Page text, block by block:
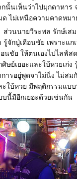
กนั้นเห็นว่าไปมุกดาหาร
ด ไม่เหนือความคาดหมา
ส่วนนายวีระพล รักษ์เส
รู้จักปู่เดือนชัย เพราะแ
อนชัย ให้ตนเองไปไลฟ์
ศิษย์เยอะและใบ้หวยเก่
การอยู่พูดจาไม่นิ่ง ไม่ส
ะใบ้หวย มีพฤติกรรมแบ
บนี้มีอีกเยอะด้วยเช่นกัน